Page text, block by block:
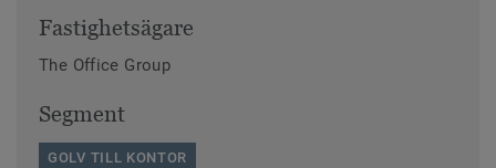
Fastighetsägare
The Office Group
Segment
GOLV TILL KONTOR